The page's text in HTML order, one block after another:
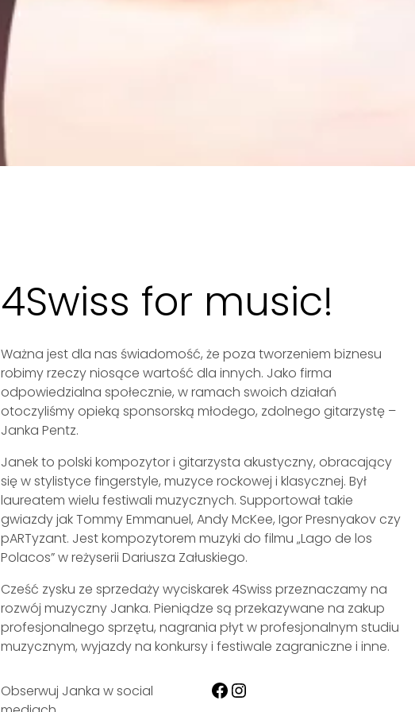
4Swiss for music!
Ważna jest dla nas świadomość, że poza tworzeniem biznesu
robimy rzeczy niosące wartość dla innych. Jako firma
odpowiedzialna społecznie, w ramach swoich działań
otoczyliśmy opieką sponsorską młodego, zdolnego gitarzystę –
Janka Pentz.
Janek to polski kompozytor i gitarzysta akustyczny, obracający
się w stylistyce fingerstyle, muzyce rockowej i klasycznej. Był
laureatem wielu festiwali muzycznych. Supportował takie
gwiazdy jak Tommy Emmanuel, Andy McKee, Igor Presnyakov czy
pARTyzant. Jest kompozytorem muzyki do filmu „Lago de los
Polacos” w reżyserii Dariusza Załuskiego.
Cześć zysku ze sprzedaży wyciskarek 4Swiss przeznaczamy na
rozwój muzyczny Janka. Pieniądze są przekazywane na zakup
profesjonalnego sprzętu, nagrania płyt w profesjonalnym studiu
muzycznym, wyjazdy na konkursy i festiwale zagraniczne i inne.
Obserwuj Janka w social
Facebook Instagram